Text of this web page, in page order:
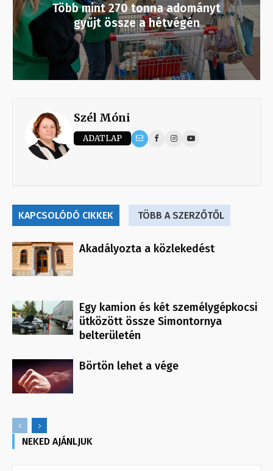
Több mint 270 tonna adományt
gyűjt össze a hétvégén
Szél Móni
ADATLAP
KAPCSOLÓDÓ CIKKEK TÖBB A SZERZŐTŐL
Akadályozta a közlekedést
Egy kamion és két személygépkocsi
ütközött össze Simontornya
belterületén
Börtön lehet a vége
NEKED AJÁNLJUK